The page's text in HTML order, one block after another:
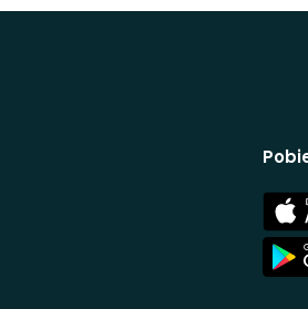
App
Store
App
Store